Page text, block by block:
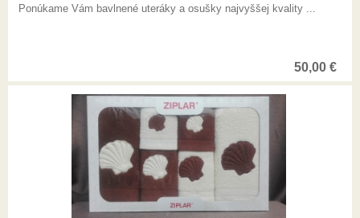
Ponúkame Vám bavlnené uteráky a osušky najvyššej kvality ...
50,00 €